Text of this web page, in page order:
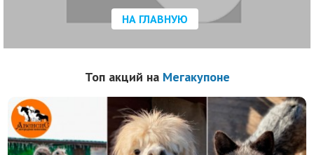
НА ГЛАВНУЮ
Топ акций на Мегакупоне